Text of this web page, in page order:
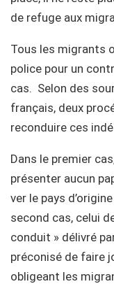
de refuge aux
Tous les migrants
police pour un
cas. Selon des
français, deux
reconduire ces
Dans le premier
présenter aucun
ver le pays
second cas, celui
conduit » délivré
préconisé de faire
obligeant les